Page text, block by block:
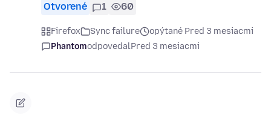
Otvorené 1 60
Firefox Sync failure
opýtané Pred 3 mesiacmi
PhantomodpovedalPred 3 mesiacmi